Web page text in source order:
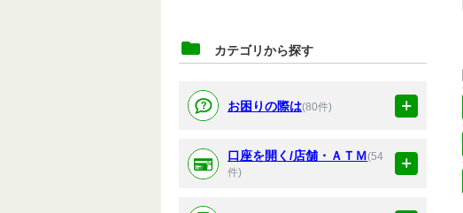
カテゴリから探す
お困りの際は(80件)
口座を開く/店舗・ＡＴＭ(54
件)